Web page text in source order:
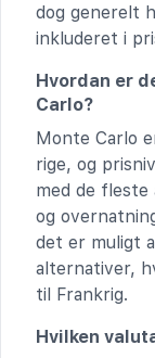
dog generelt
inkluderet i
Hvordan er
Carlo?
Monte Carlo
rige, og
med de fleste
og
det er muligt
alternativer,
til Frankrig.
Hvilken